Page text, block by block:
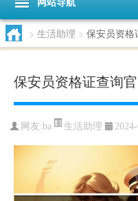
> 生活助理 > 保安员资格
保安员资格证查询
网友:ba 生活助理